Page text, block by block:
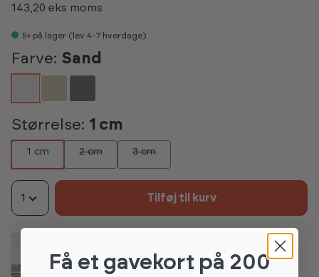
143,20 eks moms
5+ på lager (lev 4-7 hverdage)
Farve: Sand
Størrelse: 1 cm
1 cm 2 cm 3 cm
1 Tilføj til kurv
Få et gavekort på 200